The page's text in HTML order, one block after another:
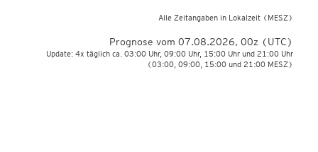
Alle Zeitangaben in Lokalzeit (MESZ)
Prognose vom 07.08.2026, 00z (UTC)
Update: 4x täglich ca. 03:00 Uhr, 09:00 Uhr, 15:00 Uhr und 21:00 Uhr
(03:00, 09:00, 15:00 und 21:00 MESZ)